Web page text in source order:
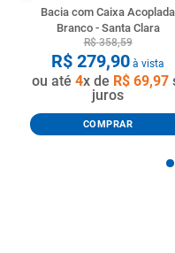
Bacia com Caixa Acoplada
Branco - Santa Clara
R$ 358,59
R$ 279,90 à vista
ou até 4x de R$ 69,97
juros
COMPRAR